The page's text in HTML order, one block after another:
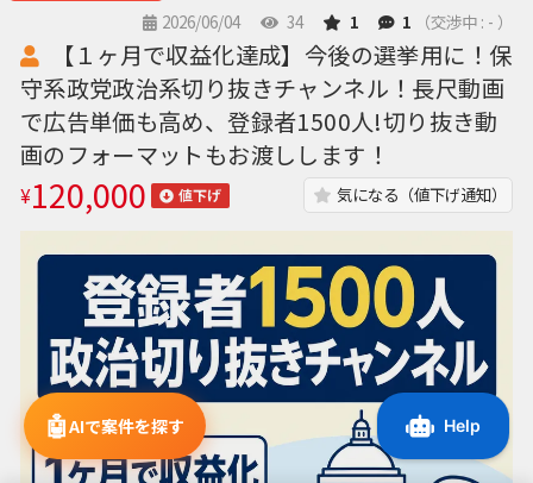
2026/06/04
34 1 1 （交渉中 : - ）
【１ヶ月で収益化達成】今後の選挙用に！保
守系政党政治系切り抜きチャンネル！長尺動画
で広告単価も高め、登録者1500人!切り抜き動
画のフォーマットもお渡しします！
¥120,000 値下げ 気になる（値下げ通知）
🤖AIで案件を探す